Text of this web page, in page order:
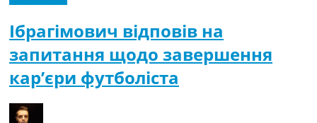
Ібрагімович відповів на
запитання щодо завершення
кар’єри футболіста